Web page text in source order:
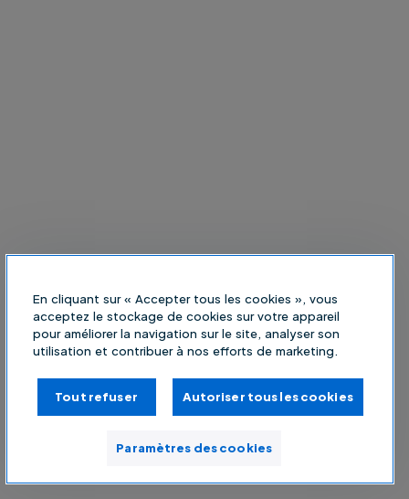
En cliquant sur « Accepter tous les cookies », vous
acceptez le stockage de cookies sur votre appareil
pour améliorer la navigation sur le site, analyser son
utilisation et contribuer à nos efforts de marketing.
Tout refuser Autoriser tous les cookies
Paramètres des cookies